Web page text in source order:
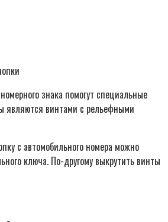
знака помогут специальные
являются винтами с рельефными
с автомобильного номера можно
ключа. По-другому выкрутить винты